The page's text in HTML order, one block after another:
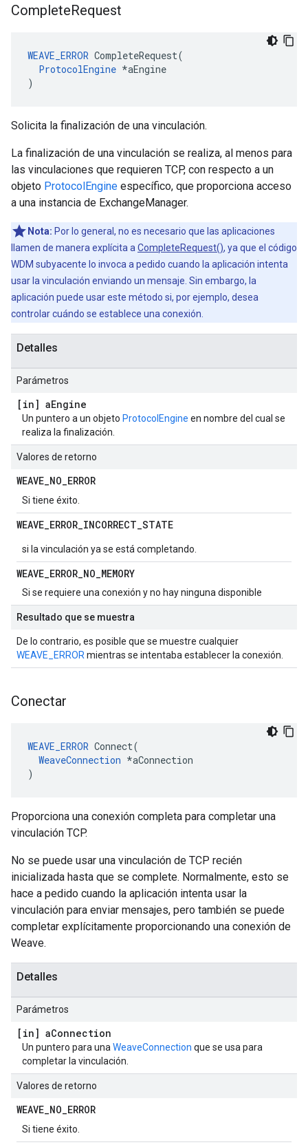
CompleteRequest
WEAVE_ERROR CompleteRequest(
ProtocolEngine *aEngine
)
Solicita la finalización de una vinculación.
La finalización de una vinculación se realiza, al menos para
las vinculaciones que requieren TCP, con respecto a un
objeto ProtocolEngine específico, que proporciona acceso
a una instancia de ExchangeManager.
Nota: Por lo general, no es necesario que las aplicaciones
llamen de manera explícita a CompleteRequest(), ya que el código
WDM subyacente lo invoca a pedido cuando la aplicación intenta
usar la vinculación enviando un mensaje. Sin embargo, la
aplicación puede usar este método si, por ejemplo, desea
controlar cuándo se establece una conexión.
Detalles
Parámetros
[in] aEngine
Un puntero a un objeto ProtocolEngine en nombre del cual se
realiza la finalización.
Valores de retorno
WEAVE_NO_ERROR
Si tiene éxito.
WEAVE_ERROR_INCORRECT_STATE
si la vinculación ya se está completando.
WEAVE_ERROR_NO_MEMORY
Si se requiere una conexión y no hay ninguna disponible
Resultado que se muestra
De lo contrario, es posible que se muestre cualquier
WEAVE_ERROR mientras se intentaba establecer la conexión.
Conectar
WEAVE_ERROR Connect(
WeaveConnection *aConnection
)
Proporciona una conexión completa para completar una
vinculación TCP.
No se puede usar una vinculación de TCP recién
inicializada hasta que se complete. Normalmente, esto se
hace a pedido cuando la aplicación intenta usar la
vinculación para enviar mensajes, pero también se puede
completar explícitamente proporcionando una conexión de
Weave.
Detalles
Parámetros
[in] aConnection
Un puntero para una WeaveConnection que se usa para
completar la vinculación.
Valores de retorno
WEAVE_NO_ERROR
Si tiene éxito.